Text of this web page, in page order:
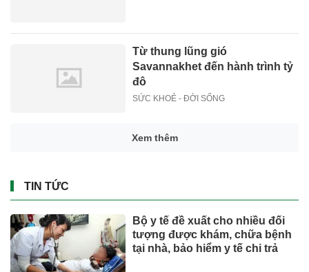
Từ thung lũng gió
Savannakhet đến hành trình tỷ
đô
SỨC KHOẺ - ĐỜI SỐNG
Xem thêm
TIN TỨC
Bộ y tế đề xuất cho nhiều đối
tượng được khám, chữa bệnh
tại nhà, bảo hiểm y tế chi trả